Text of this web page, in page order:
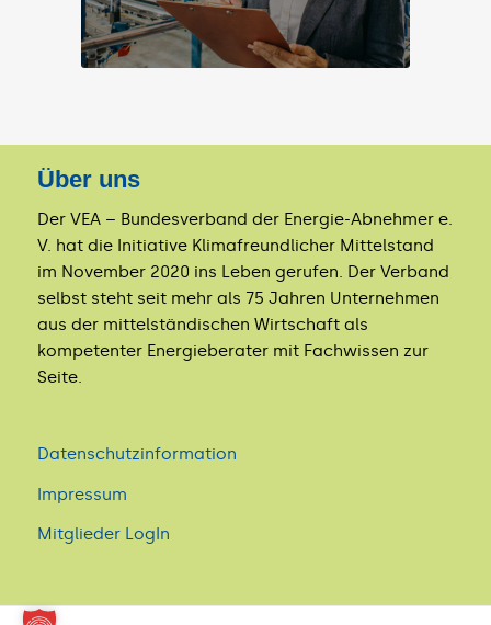
Über uns
Der VEA – Bundesverband der Energie-Abnehmer e.
V. hat die Initiative Klimafreundlicher Mittelstand
im November 2020 ins Leben gerufen. Der Verband
selbst steht seit mehr als 75 Jahren Unternehmen
aus der mittelständischen Wirtschaft als
kompetenter Energieberater mit Fachwissen zur
Seite.
Datenschutzinformation
Impressum
Mitglieder LogIn